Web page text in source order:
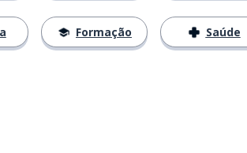
Formação Saúde